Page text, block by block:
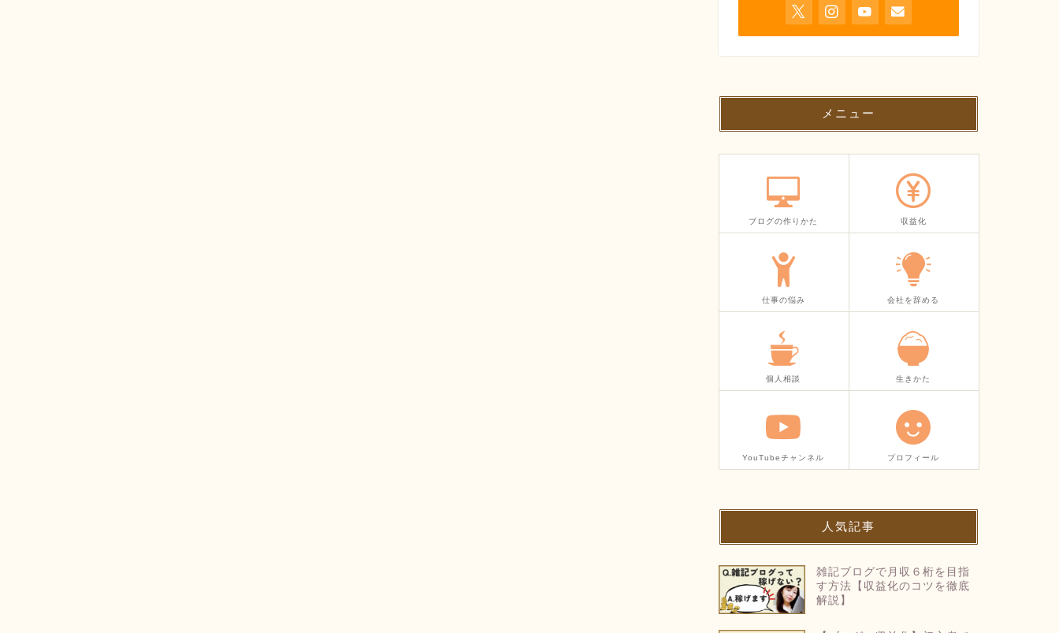
メニュー
ブログの作りかた 収益化
仕事の悩み 会社を辞める
個人相談 生きかた
YouTubeチャンネル プロフィール
人気記事
雑記ブログで月収６桁を目指
す方法【収益化のコツを徹底
解説】